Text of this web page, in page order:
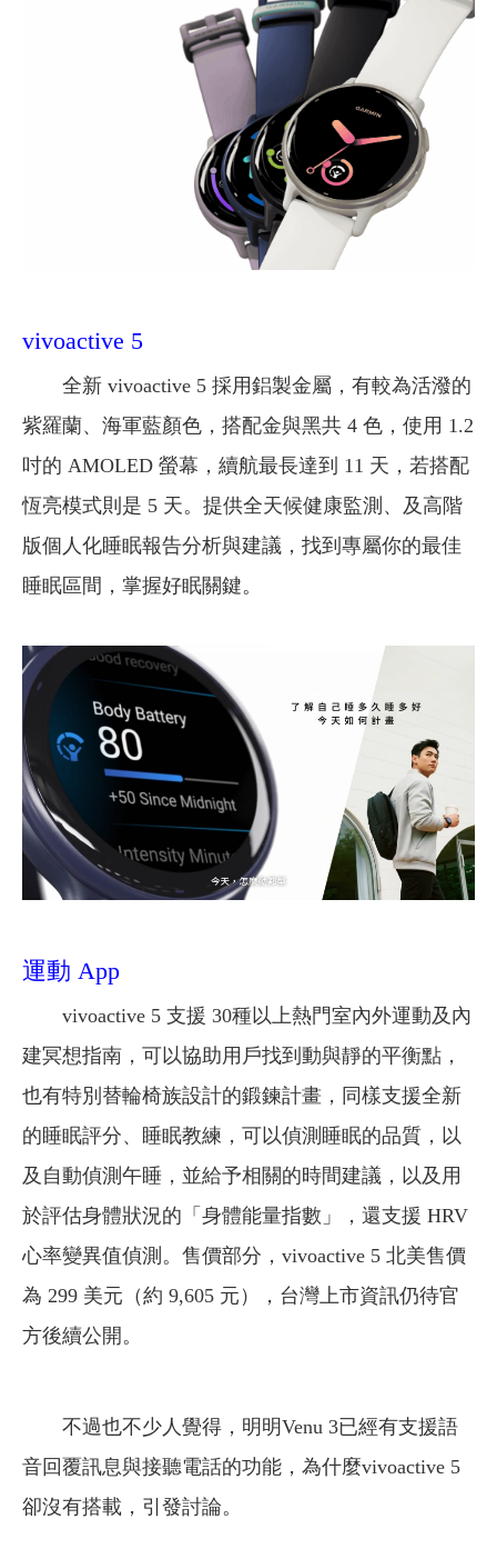
vivoactive 5
全新 vivoactive 5 採用鋁製金屬，有較為活潑的
紫羅蘭、海軍藍顏色，搭配金與黑共 4 色，使用 1.2
吋的 AMOLED 螢幕，續航最長達到 11 天，若搭配
恆亮模式則是 5 天。提供全天候健康監測、及高階
版個人化睡眠報告分析與建議，找到專屬你的最佳
睡眠區間，掌握好眠關鍵。
運動 App
vivoactive 5 支援 30種以上熱門室內外運動及內
建冥想指南，可以協助用戶找到動與靜的平衡點，
也有特別替輪椅族設計的鍛鍊計畫，同樣支援全新
的睡眠評分、睡眠教練，可以偵測睡眠的品質，以
及自動偵測午睡，並給予相關的時間建議，以及用
於評估身體狀況的「身體能量指數」，還支援 HRV
心率變異值偵測。售價部分，vivoactive 5 北美售價
為 299 美元（約 9,605 元），台灣上市資訊仍待官
方後續公開。
不過也不少人覺得，明明Venu 3已經有支援語
音回覆訊息與接聽電話的功能，為什麼vivoactive 5
卻沒有搭載，引發討論。